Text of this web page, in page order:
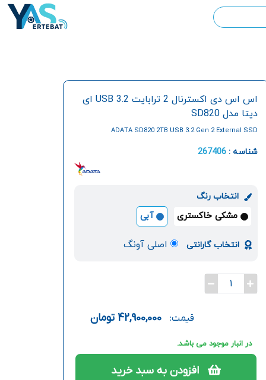
اس اس دی اکسترنال 2 ترابایت USB 3.2 ای
دیتا مدل SD820
ADATA SD820 2TB USB 3.2 Gen 2 External SSD
شناسه :267406
انتخاب رنگ
مشکی خاکستری آبی
انتخاب گارانتی اصلی آونگ
1
قیمت: 42,900,000 تومان
در انبار موجود می باشد.
افزودن به سبد خرید